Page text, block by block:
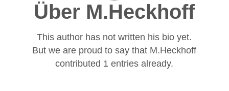
Über M.Heckhoff
This author has not written his bio yet.
But we are proud to say that M.Heckhoff
contributed 1 entries already.